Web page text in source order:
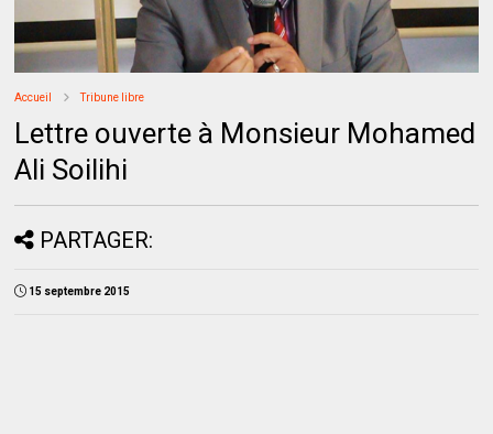
Accueil Tribune libre
Lettre ouverte à Monsieur Mohamed
Ali Soilihi
PARTAGER:
15 septembre 2015